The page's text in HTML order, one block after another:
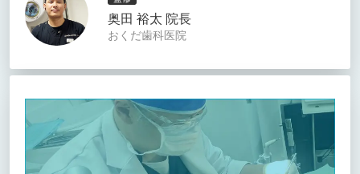
奥田 裕太 院長
おくだ歯科医院